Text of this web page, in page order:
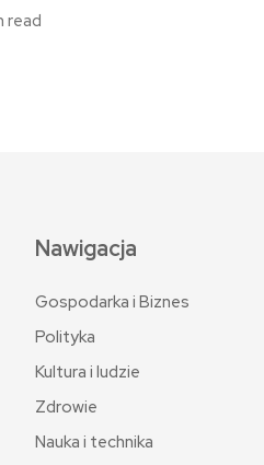
read
Nawigacja
Gospodarka i Biznes
Polityka
Kultura i ludzie
Zdrowie
Nauka i technika